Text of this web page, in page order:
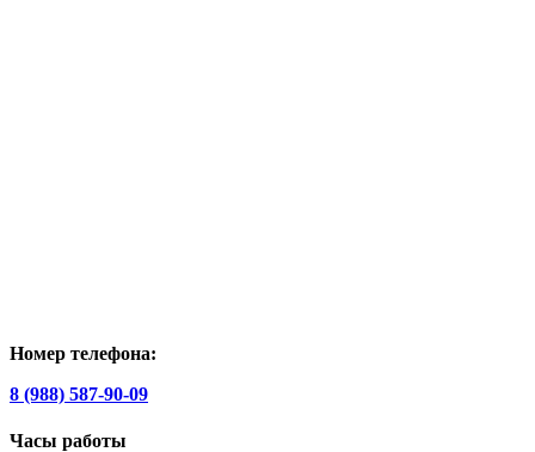
Номер телефона:
8 (988) 587-90-09
Часы работы